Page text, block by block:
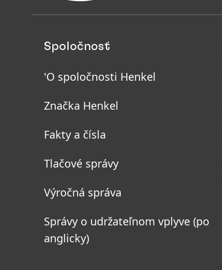
Spoločnosť
'O spoločnosti Henkel
Značka Henkel
Fakty a čísla
Tlačové správy
Výročná správa
Správy o udržateľnom vplyve (po
anglicky)